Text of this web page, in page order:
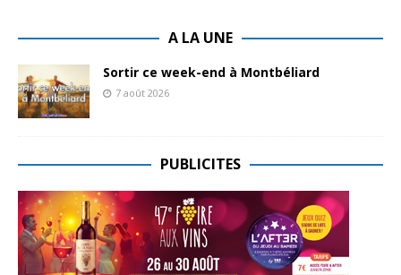
A LA UNE
Sortir ce week-end à Montbéliard
7 août 2026
PUBLICITES